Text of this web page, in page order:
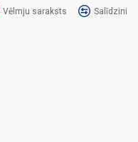
Vēlmju saraksts Salīdzini